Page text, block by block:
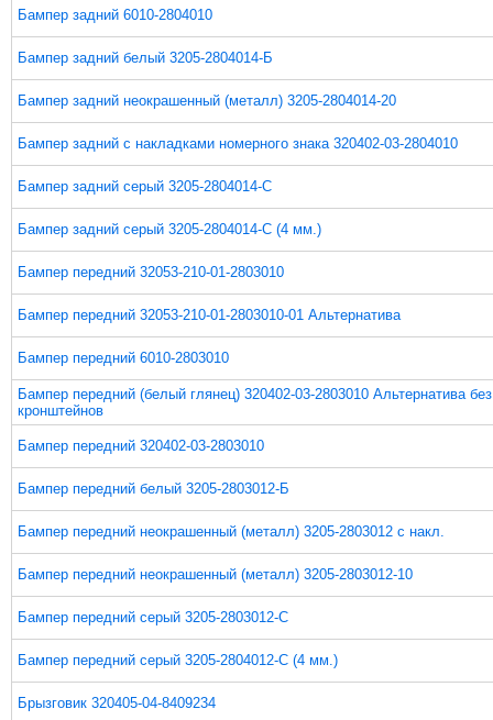
Бампер задний 6010-2804010
Бампер задний белый 3205-2804014-Б
Бампер задний неокрашенный (металл) 3205-2804014-20
Бампер задний с накладками номерного знака 320402-03-2804010
Бампер задний серый 3205-2804014-С
Бампер задний серый 3205-2804014-С (4 мм.)
Бампер передний 32053-210-01-2803010
Бампер передний 32053-210-01-2803010-01 Альтернатива
Бампер передний 6010-2803010
Бампер передний (белый глянец) 320402-03-2803010 Альтернатива без
кронштейнов
Бампер передний 320402-03-2803010
Бампер передний белый 3205-2803012-Б
Бампер передний неокрашенный (металл) 3205-2803012 с накл.
Бампер передний неокрашенный (металл) 3205-2803012-10
Бампер передний серый 3205-2803012-С
Бампер передний серый 3205-2804012-С (4 мм.)
Брызговик 320405-04-8409234